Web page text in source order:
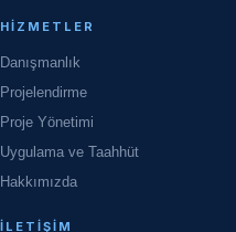
HIZMETLER
Danışmanlık
Projelendirme
Proje Yönetimi
Uygulama ve Taahhüt
Hakkımızda
İLETIŞIM